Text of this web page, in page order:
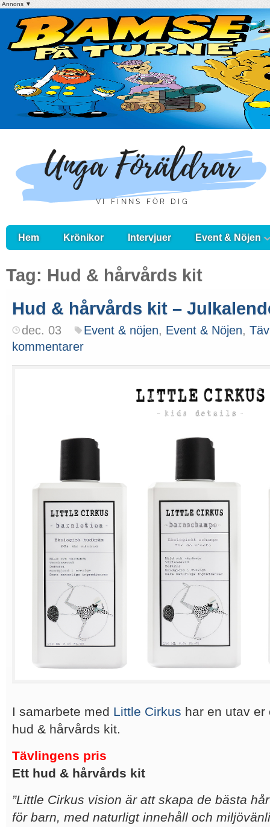
Annons ▼
Hem Krönikor Intervjuer Event & Nöjen
Tag: Hud & hårvårds kit
Hud & hårvårds kit –
dec. 03 Event & nöjen, Event & Nöjen,
kommentarer
I samarbete med Little Cirkus har en utav er
hud & hårvårds kit.
Tävlingens pris
Ett hud & hårvårds kit
”Little Cirkus vision är att skapa de bästa
för barn, med naturligt innehåll och